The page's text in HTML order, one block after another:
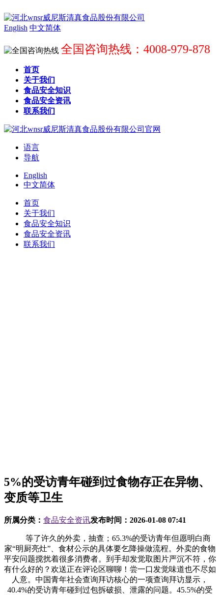
English 中文简体
全国咨询热线：4008-979-878
首页
关于我们
食品安全知识
食品安全资讯
联系我们
语言
导航
English
中文简体
首页
关于我们
食品安全知识
食品安全资讯
联系我们
5%的受访青年碰到过食物存正在异物、
变质等卫生
所属分类： 食品安全资讯发布时间： 2026-01-08 07:41
等了许久的外卖，抽查；65.3%的受访青年但愿明白商
家“明厨亮灶”、食材公示的具体要乞降操做流程。外卖的食物
平安问题搅扰着很多消费者。到手却发觉取图片严沉不符，你
有什么好的？欢送正在评论区聊聊！尝一口发觉味道也不尽如
人意。中国青年社会查询拜访核心的一项查询拜访显示，
40.4%的受访青年碰到过包拆破损、泄露的问题。45.5%的受